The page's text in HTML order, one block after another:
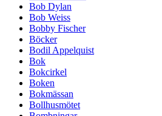
Bob Dylan
Bob Weiss
Bobby Fischer
Böcker
Bodil Appelquist
Bok
Bokcirkel
Boken
Bokmässan
Bollhusmötet